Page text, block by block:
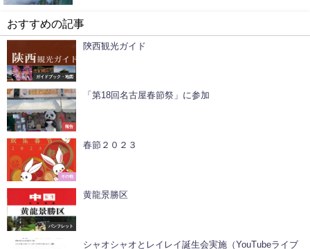
おすすめの記事
ガイドブック・地図
陝西観光ガイド
報告
「第18回名古屋春節祭」に参加
その他
春節２０２３
パンフレット
黄龍景勝区
シャオシャオとレイレイ誕生会実施（YouTubeライブ